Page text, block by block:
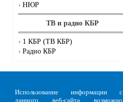
НЮР
ТВ и радио КБР
1 КБР (ТВ КБР)
Радио КБР
Использование информации с
данного веб-сайта возможно